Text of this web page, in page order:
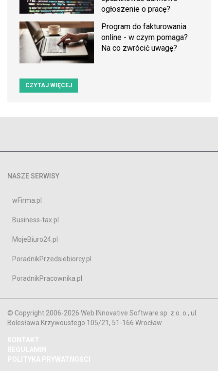
ogłoszenie o pracę?
Program do fakturowania
online - w czym pomaga?
Na co zwrócić uwagę?
CZYTAJ WIĘCEJ
NASZE SERWISY
wFirma.pl
Business-tax.pl
MojeBiuro24.pl
PoradnikPrzedsiebiorcy.pl
PoradnikPracownika.pl
© Copyright 2006-2026 Web INnovative Software sp. z o. o., ul.
Bolesława Krzywoustego 105/21, 51-166 Wrocław
KONTAKT
REGULAMIN
POLITYKA PRYWATNOŚCI